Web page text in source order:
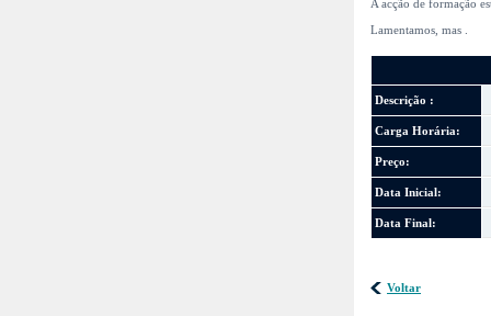
A acção de formação
Lamentamos, mas
Descrição :
Carga Horária:
Preço:
Data Inicial:
Data Final:
Voltar